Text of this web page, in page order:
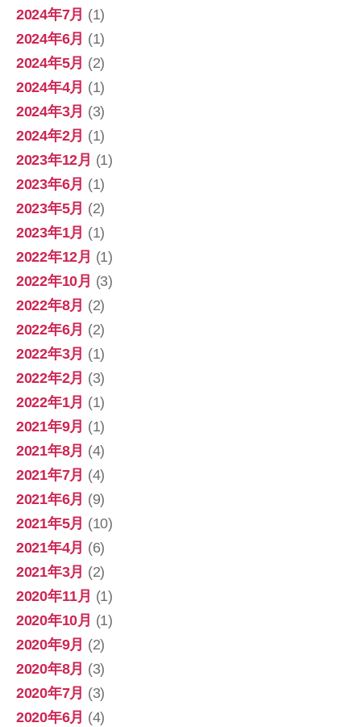
2024年7月 (1)
2024年6月 (1)
2024年5月 (2)
2024年4月 (1)
2024年3月 (3)
2024年2月 (1)
2023年12月 (1)
2023年6月 (1)
2023年5月 (2)
2023年1月 (1)
2022年12月 (1)
2022年10月 (3)
2022年8月 (2)
2022年6月 (2)
2022年3月 (1)
2022年2月 (3)
2022年1月 (1)
2021年9月 (1)
2021年8月 (4)
2021年7月 (4)
2021年6月 (9)
2021年5月 (10)
2021年4月 (6)
2021年3月 (2)
2020年11月 (1)
2020年10月 (1)
2020年9月 (2)
2020年8月 (3)
2020年7月 (3)
2020年6月 (4)